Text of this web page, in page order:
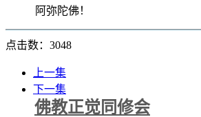
阿弥陀佛！
点击数：3048
上一集
下一集
佛教正觉同修会